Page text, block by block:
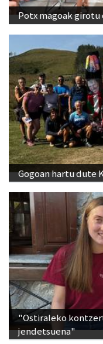
Potx magoak girotu
Gogoan hartu dute
"Ostiraleko
jendetsuena"